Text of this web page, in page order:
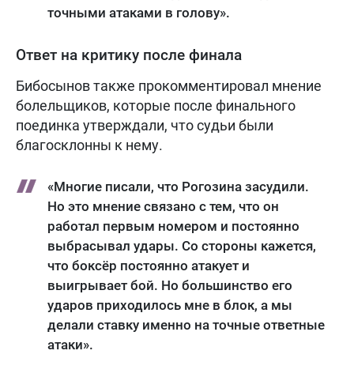
точными атаками в голову».
Ответ на критику после финала
Бибосынов также прокомментировал мнение
болельщиков, которые после финального
поединка утверждали, что судьи были
благосклонны к нему.
«Многие писали, что Рогозина засудили.
Но это мнение связано с тем, что он
работал первым номером и постоянно
выбрасывал удары. Со стороны кажется,
что боксёр постоянно атакует и
выигрывает бой. Но большинство его
ударов приходилось мне в блок, а мы
делали ставку именно на точные ответные
атаки».